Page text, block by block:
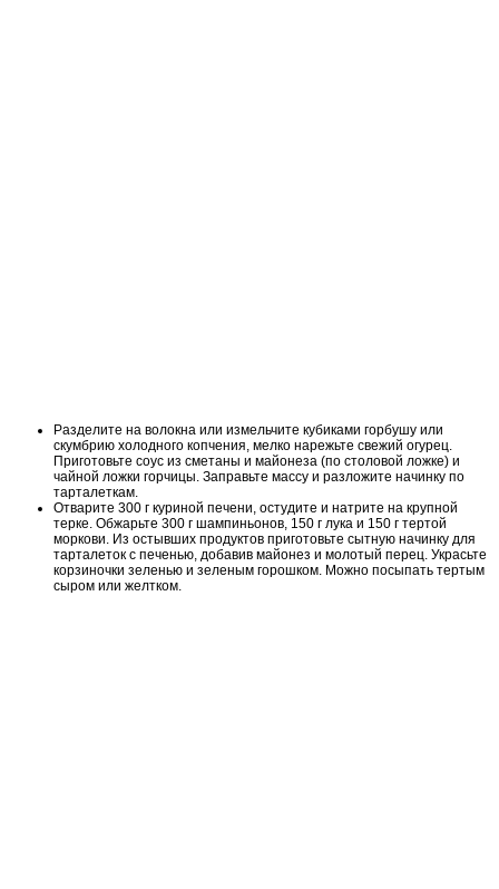
Разделите на волокна или измельчите кубиками горбушу или
скумбрию холодного копчения, мелко нарежьте свежий огурец.
Приготовьте соус из сметаны и майонеза (по столовой ложке) и
чайной ложки горчицы. Заправьте массу и разложите начинку по
тарталеткам.
Отварите 300 г куриной печени, остудите и натрите на крупной
терке. Обжарьте 300 г шампиньонов, 150 г лука и 150 г тертой
моркови. Из остывших продуктов приготовьте сытную начинку для
тарталеток с печенью, добавив майонез и молотый перец. Украсьте
корзиночки зеленью и зеленым горошком. Можно посыпать тертым
сыром или желтком.